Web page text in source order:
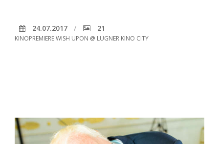
24.07.2017 21
KINOPREMIERE WISH UPON @ LUGNER KINO CITY